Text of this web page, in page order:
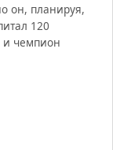
он, планируя,
120
и чемпион